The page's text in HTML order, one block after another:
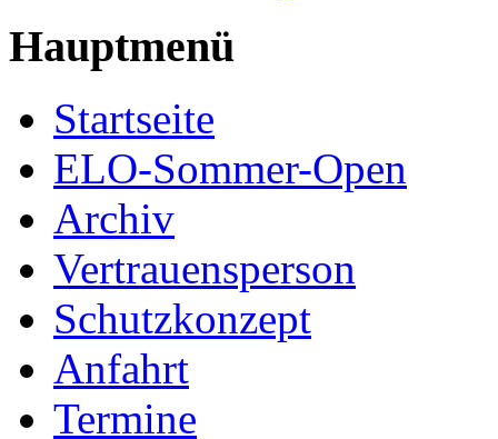
Hauptmenü
Startseite
ELO-Sommer-Open
Archiv
Vertrauensperson
Schutzkonzept
Anfahrt
Termine